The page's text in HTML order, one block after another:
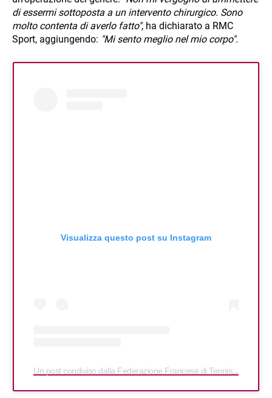
di essermi sottoposta a un intervento chirurgico. Sono
molto contenta di averlo fatto", ha dichiarato a RMC
Sport, aggiungendo: "Mi sento meglio nel mio corpo".
Visualizza questo post su Instagram
Un post condiviso dalla Federazione Francese di Tennis (@fftennis)